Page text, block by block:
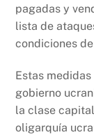
pagadas y
lista de
condiciones
Estas
gobierno
la clase
oligarquía